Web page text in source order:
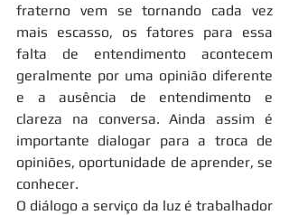
fraterno vem se tornando cada vez
mais escasso, os fatores para essa
falta de entendimento acontecem
geralmente por uma opinião diferente
e a ausência de entendimento e
clareza na conversa. Ainda assim é
importante dialogar para a troca de
opiniões, oportunidade de aprender, se
conhecer.
O diálogo a serviço da luz é trabalhador